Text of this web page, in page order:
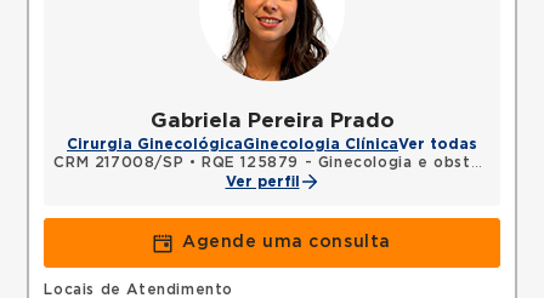
Gabriela Pereira Prado
Cirurgia GinecológicaGinecologia ClínicaVer todas
CRM 217008/SP •
RQE 125879 - Ginecologia e obstetrícia
Ver perfil
Agende uma consulta
Locais de Atendimento